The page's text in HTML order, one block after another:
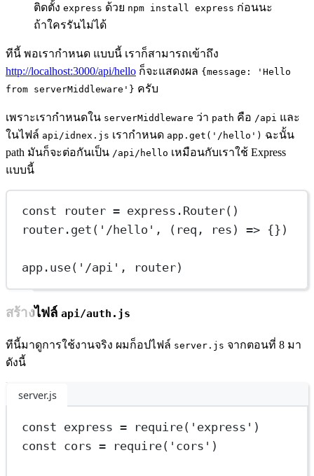
ติดตั้ง express ด้วย npm install express ก่อนนะ
ถ้าใครรันไม่ได้
ทีนี้ พอเรากำหนด แบบนี้ เราก็สามารถเข้าถึง
http://localhost:3000/api/hello ก็จะแสดงผล {message: 'Hello
from serverMiddleware'} ครับ
เพราะเรากำหนดใน serverMiddleware ว่า path คือ /api และ
ในไฟล์ api/idnex.js เรากำหนด app.get('/hello') ฉะนั้น
path มันก็จะต่อกันเป็น /api/hello เหมือนกับเราใช้ Express
แบบนี้
const router = express. Router()
router. get ( '/hello' , ( req , res ) => {})
app. use( '/api' , router)
สร้างไฟล์ api/auth.js
ทีนี้มาดูการใช้งานจริง ผมก็อปไฟล์ server.js จากตอนที่ 8 มา
ดังนี้
server.js
const express = require( 'express' )
const cors = require( 'cors' )